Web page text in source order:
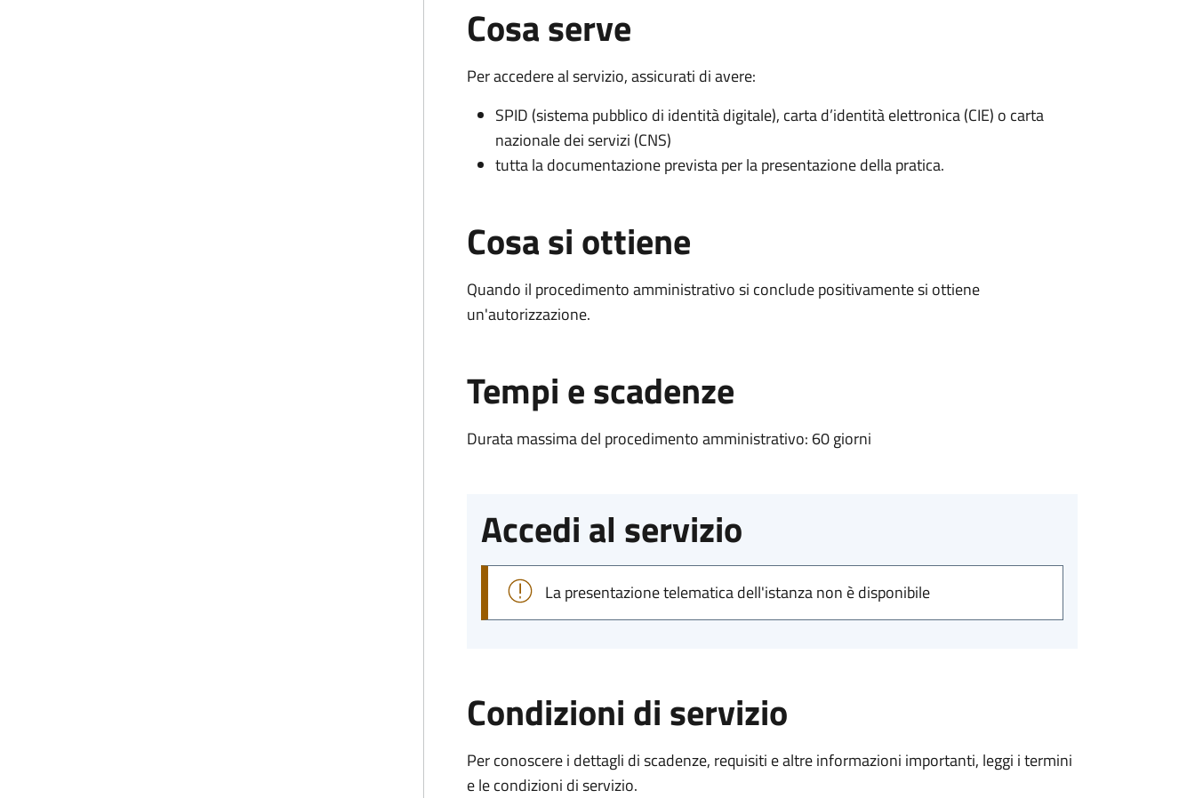
Cosa serve
Per accedere al servizio, assicurati di avere:
SPID (sistema pubblico di identità digitale), carta d’identità elettronica (CIE) o carta
nazionale dei servizi (CNS)
tutta la documentazione prevista per la presentazione della pratica.
Cosa si ottiene
Quando il procedimento amministrativo si conclude positivamente si ottiene
un'autorizzazione.
Tempi e scadenze
Durata massima del procedimento amministrativo: 60 giorni
Accedi al servizio
La presentazione telematica dell'istanza non è disponibile
Condizioni di servizio
Per conoscere i dettagli di scadenze, requisiti e altre informazioni importanti, leggi i termini
e le condizioni di servizio.